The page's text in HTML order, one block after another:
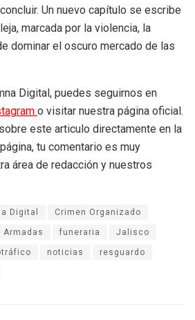
Un nuevo capítulo se escribe
marcada por la violencia, la
dominar el oscuro mercado de las
Digital, puedes seguirnos en
o visitar nuestra página oficial.
este articulo directamente en la
tu comentario es muy
área de redacción y nuestros
Digital Crimen Organizado
Armadas funeraria Jalisco
noticias resguardo